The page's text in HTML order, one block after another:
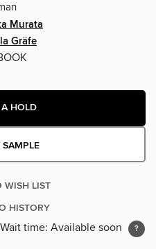
Murata
Gräfe
HOLD
WISH LIST
HISTORY
Wait time: Available soon